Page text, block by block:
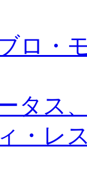
ロ・
タス
・レ